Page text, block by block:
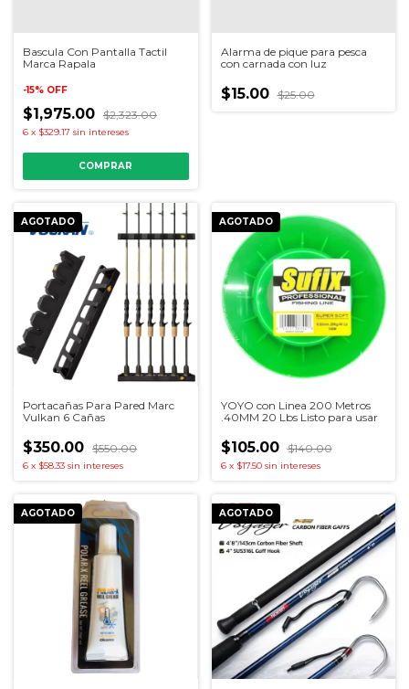
Bascula Con Pantalla Tactil
Marca Rapala
-15% OFF
$1,975.00 $2,323.00
6 x $329.17 sin intereses
Alarma de pique para pesca
con carnada con luz
$15.00 $25.00
AGOTADO
Portacañas Para Pared Marc
Vulkan 6 Cañas
$350.00 $550.00
6 x $58.33 sin intereses
AGOTADO
YOYO con Linea 200 Metros
.40MM 20 Lbs Listo para usar
$105.00 $140.00
6 x $17.50 sin intereses
AGOTADO AGOTADO